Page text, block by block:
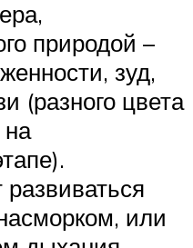
природой –
зуд,
(разного цвета
на
или